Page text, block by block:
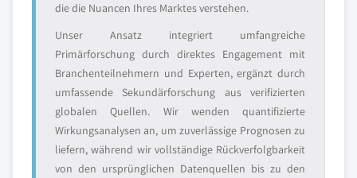
die die Nuancen Ihres Marktes verstehen.
Unser Ansatz integriert umfangreiche
Primärforschung durch direktes Engagement mit
Branchenteilnehmern und Experten, ergänzt durch
umfassende Sekundärforschung aus verifizierten
globalen Quellen. Wir wenden quantifizierte
Wirkungsanalysen an, um zuverlässige Prognosen zu
liefern, während wir vollständige Rückverfolgbarkeit
von den ursprünglichen Datenquellen bis zu den